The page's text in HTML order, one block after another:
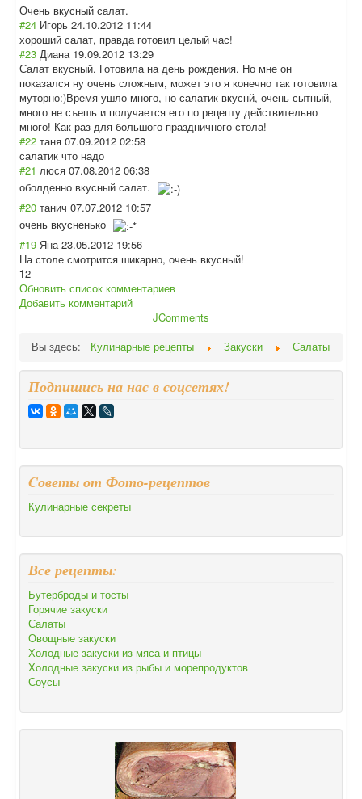
Очень вкусный салат.
#24 Игорь 24.10.2012 11:44
хороший салат, правда готовил целый час!
#23 Диана 19.09.2012 13:29
Салат вкусный. Готовила на день рождения. Но мне он
показался ну очень сложным, может это я конечно так готовила
муторно:)Время ушло много, но салатик вкуснй, очень сытный,
много не съешь и получается его по рецепту действительно
много! Как раз для большого праздничного стола!
#22 таня 07.09.2012 02:58
салатик что надо
#21 люся 07.08.2012 06:38
оболденно вкусный салат.
#20 танич 07.07.2012 10:57
очень вкусненько
#19 Яна 23.05.2012 19:56
На столе смотрится шикарно, очень вкусный!
12
Обновить список комментариев
Добавить комментарий
JComments
Вы здесь:
Кулинарные рецепты Закуски Салаты
Подпишись на нас в соцсетях!
Cоветы от Фото-рецептов
Кулинарные секреты
Все рецепты:
Бутерброды и тосты
Горячие закуски
Салаты
Овощные закуски
Холодные закуски из мяса и птицы
Холодные закуски из рыбы и морепродуктов
Соусы